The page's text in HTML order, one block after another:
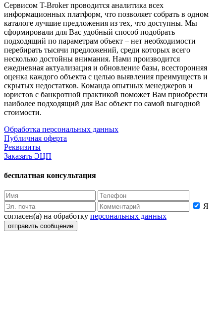
Сервисом T-Broker проводится аналитика всех
информационных платформ, что позволяет собрать в одном
каталоге лучшие предложения из тех, что доступны. Мы
сформировали для Вас удобный способ подобрать
подходящий по параметрам объект – нет необходимости
перебирать тысячи предложений, среди которых всего
несколько достойны внимания. Нами производится
ежедневная актуализация и обновление базы, всесторонняя
оценка каждого объекта с целью выявления преимуществ и
скрытых недостатков. Команда опытных менеджеров и
юристов с банкротной практикой поможет Вам приобрести
наиболее подходящий для Вас объект по самой выгодной
стоимости.
Обработка персональных данных
Публичная оферта
Реквизиты
Заказать ЭЦП
бесплатная консультация
Я
согласен(а) на обработку персональных данных
отправить сообщение